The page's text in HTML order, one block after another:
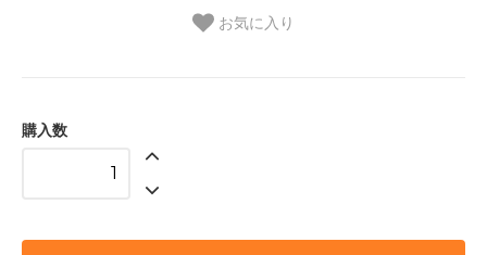
お気に入り
購入数